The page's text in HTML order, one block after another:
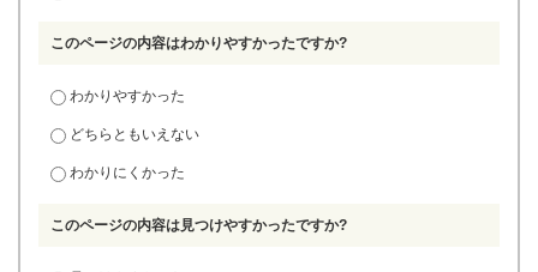
このページの内容はわかりやすかったですか?
わかりやすかった
どちらともいえない
わかりにくかった
このページの内容は見つけやすかったですか?